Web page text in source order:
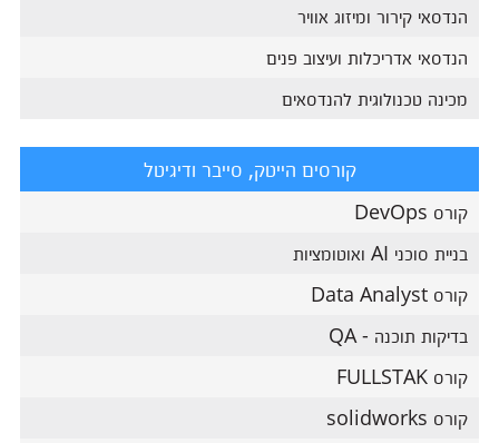
הנדסאי קירור ומיזוג אוויר
הנדסאי אדריכלות ועיצוב פנים
מכינה טכנולוגית להנדסאים
קורסים הייטק, סייבר ודיגיטל
קורס DevOps
בניית סוכני AI ואוטומציות
קורס Data Analyst
בדיקות תוכנה - QA
קורס FULLSTAK
קורס solidworks